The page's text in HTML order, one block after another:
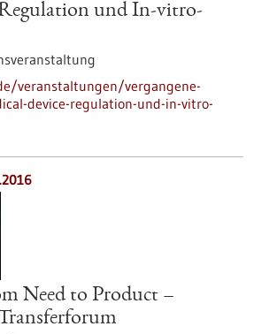
und In-vitro-
veranstaltungen/vergangene-
device-regulation-und-in-vitro-
Need to Product –